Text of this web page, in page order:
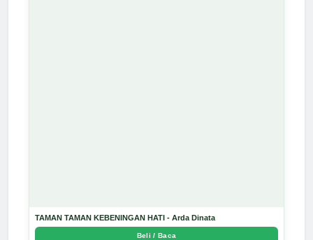
TAMAN TAMAN KEBENINGAN HATI - Arda Dinata
Beli / Baca